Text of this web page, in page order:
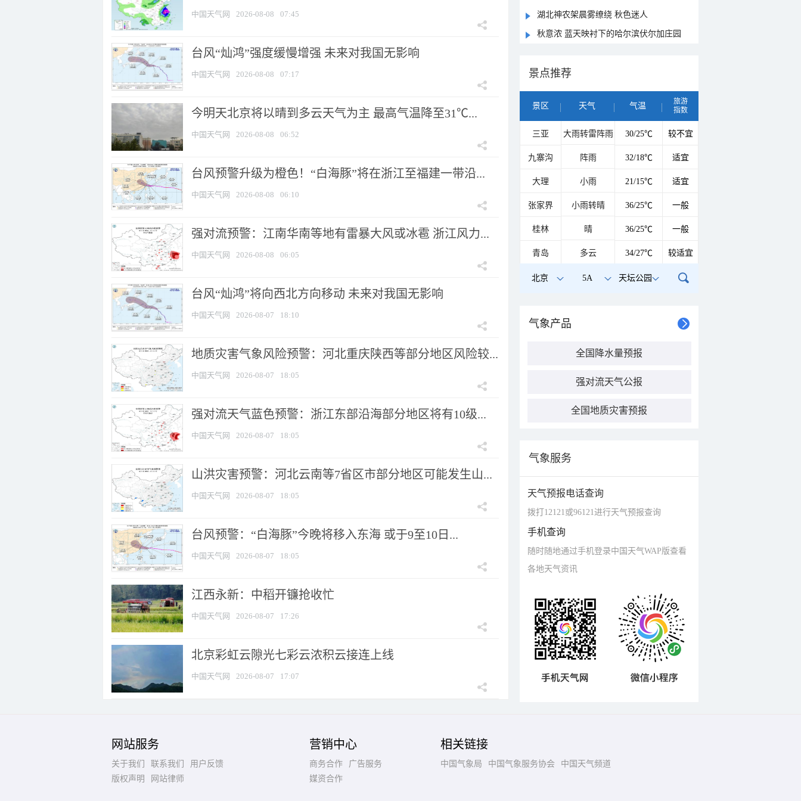
中国天气网 2026-08-08 07:45
台风“灿鸿”强度缓慢增强 未来对我国无影响
中国天气网 2026-08-08 07:17
今明天北京将以晴到多云天气为主 最高气温降至31℃...
中国天气网 2026-08-08 06:52
台风预警升级为橙色！“白海豚”将在浙江至福建一带沿...
中国天气网 2026-08-08 06:10
强对流预警：江南华南等地有雷暴大风或冰雹 浙江风力...
中国天气网 2026-08-08 06:05
台风“灿鸿”将向西北方向移动 未来对我国无影响
中国天气网 2026-08-07 18:10
地质灾害气象风险预警：河北重庆陕西等部分地区风险较...
中国天气网 2026-08-07 18:05
强对流天气蓝色预警：浙江东部沿海部分地区将有10级...
中国天气网 2026-08-07 18:05
山洪灾害预警：河北云南等7省区市部分地区可能发生山...
中国天气网 2026-08-07 18:05
台风预警：“白海豚”今晚将移入东海 或于9至10日...
中国天气网 2026-08-07 18:05
江西永新：中稻开镰抢收忙
中国天气网 2026-08-07 17:26
北京彩虹云隙光七彩云浓积云接连上线
中国天气网 2026-08-07 17:07
湖北神农架晨雾缭绕 秋色迷人
秋意浓 蓝天映衬下的哈尔滨伏尔加庄园
景点推荐
景区 天气 气温
旅游
指数
三亚 大雨转雷阵雨 30/25℃ 较不宜
九寨沟 阵雨 32/18℃ 适宜
大理 小雨 21/15℃ 适宜
张家界 小雨转晴 36/25℃ 一般
桂林 晴 36/25℃ 一般
青岛 多云 34/27℃ 较适宜
北京 5A 天坛公园
气象产品
全国降水量预报
强对流天气公报
全国地质灾害预报
气象服务
天气预报电话查询
拨打12121或96121进行天气预报查询
手机查询
随时随地通过手机登录中国天气WAP版查看
各地天气资讯
网站服务
关于我们 联系我们
用户反馈
版权声明
网站律师
营销中心
商务合作
广告服务
媒资合作
相关链接
中国气象局 中国气象服务协会 中国天气频道